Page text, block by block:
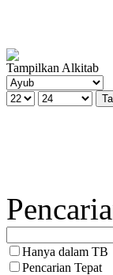
Tampilkan Alkitab
Hanya dalam TB
Pencarian Tepat